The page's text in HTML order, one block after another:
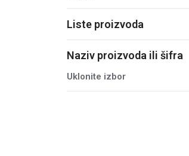
Liste proizvoda
Naziv proizvoda ili šifra
Uklonite izbor